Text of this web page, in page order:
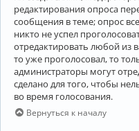
редактирования опроса
сообщения в теме; опрос
никто не успел
отредактировать любой из
то уже проголосовал, то
администраторы могут
сделано для того, чтобы
во время голосования.
Вернуться к началу